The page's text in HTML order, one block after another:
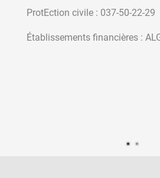
ProtEction civile : 037-50-22-29
Établissements financières :